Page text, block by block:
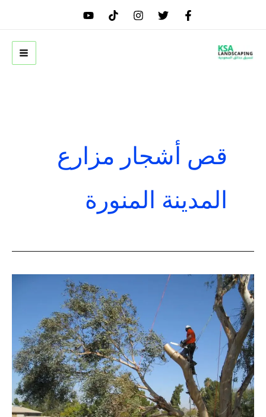
قص أشجار مزارع
المدينة المنورة
عامل
قص
شجر
في
المدينة
المنورة
|
تنسيق
حدائق